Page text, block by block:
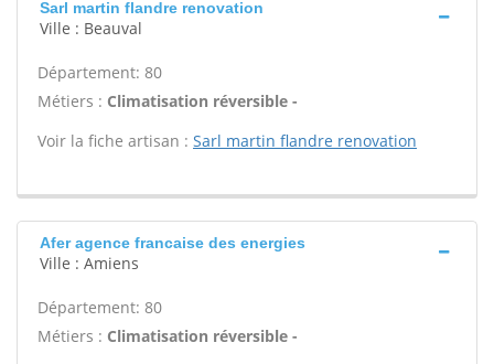
Sarl martin flandre renovation
Ville : Beauval
Département: 80
Métiers : Climatisation réversible -
Voir la fiche artisan : Sarl martin flandre renovation
Afer agence francaise des energies
Ville : Amiens
Département: 80
Métiers : Climatisation réversible -